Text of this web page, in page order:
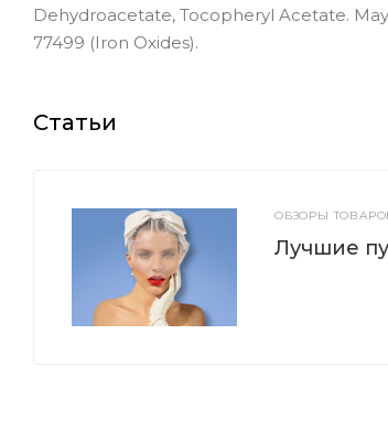
Dehydroacetate, Tocopheryl Acetate. May
77499 (Iron Oxides).
Статьи
ОБЗОРЫ
Лучшие